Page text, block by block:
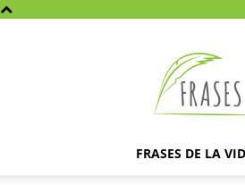
FRASES DE LA